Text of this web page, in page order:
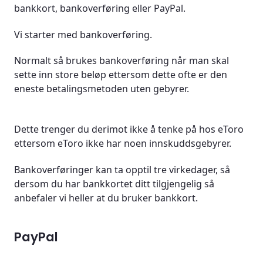
bankkort, bankoverføring eller PayPal.
Vi starter med bankoverføring.
Normalt så brukes bankoverføring når man skal
sette inn store beløp ettersom dette ofte er den
eneste betalingsmetoden uten gebyrer.
Dette trenger du derimot ikke å tenke på hos eToro
ettersom eToro ikke har noen innskuddsgebyrer.
Bankoverføringer kan ta opptil tre virkedager, så
dersom du har bankkortet ditt tilgjengelig så
anbefaler vi heller at du bruker bankkort.
PayPal